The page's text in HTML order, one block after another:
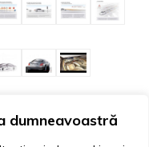
dumneavoastră